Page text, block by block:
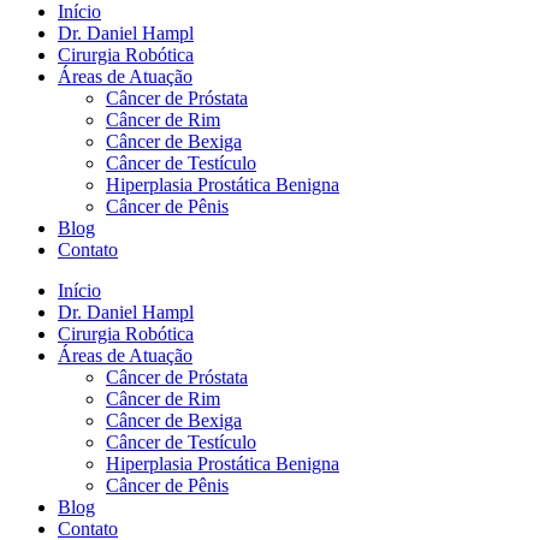
Início
Dr. Daniel Hampl
Cirurgia Robótica
Áreas de Atuação
Câncer de Próstata
Câncer de Rim
Câncer de Bexiga
Câncer de Testículo
Hiperplasia Prostática Benigna
Câncer de Pênis
Blog
Contato
Início
Dr. Daniel Hampl
Cirurgia Robótica
Áreas de Atuação
Câncer de Próstata
Câncer de Rim
Câncer de Bexiga
Câncer de Testículo
Hiperplasia Prostática Benigna
Câncer de Pênis
Blog
Contato